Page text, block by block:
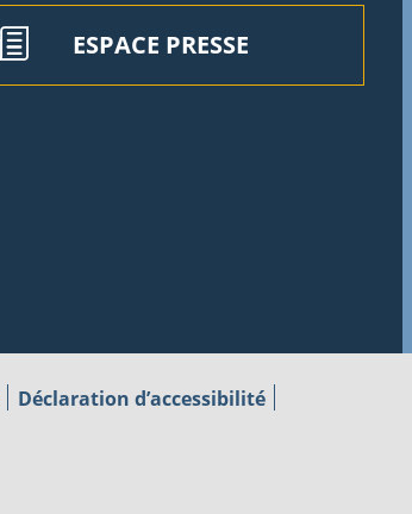
ESPACE PRESSE
Déclaration d’accessibilité